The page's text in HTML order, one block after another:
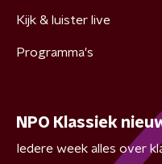
Kijk & luister live
Programma's
NPO Klassiek
Iedere week alles over